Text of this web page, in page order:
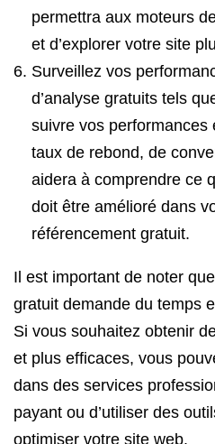
permettra aux moteurs
et d’explorer votre site
Surveillez vos
d’analyse gratuits tels
suivre vos performances
taux de rebond, de
aidera à comprendre ce
doit être amélioré dans
référencement gratuit.
Il est important de noter
gratuit demande du temps
Si vous souhaitez obtenir
et plus efficaces, vous
dans des services
payant ou d’utiliser des
optimiser votre site web.